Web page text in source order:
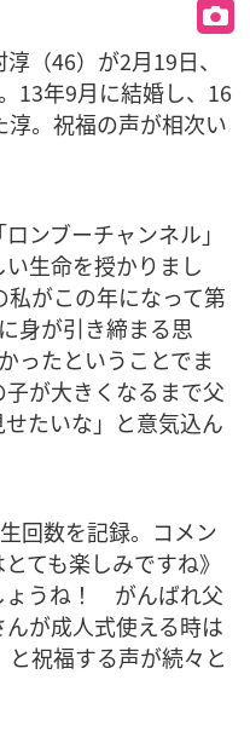
（46）が2月19日、
13年9月に結婚し、16
。祝福の声が相次い
ンブーチャンネル」
生命を授かりまし
がこの年になって第
身が引き締まる思
ったということでま
が大きくなるまで父
たいな」と意気込ん
回数を記録。コメン
ても楽しみですね》
ょうね！ がんばれ父
が成人式使える時は
祝福する声が続々と